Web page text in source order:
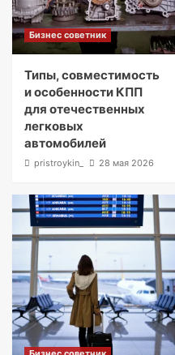
Бизнес советник
Типы, совместимость
и особенности КПП
для отечественных
легковых
автомобилей
pristroykin_ 28 мая 2026